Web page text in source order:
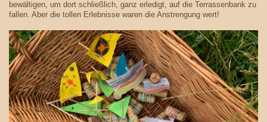
bewältigen, um dort schließlich, ganz erledigt, auf die Terrassenbank zu
fallen. Aber die tollen Erlebnisse waren die Anstrengung wert!